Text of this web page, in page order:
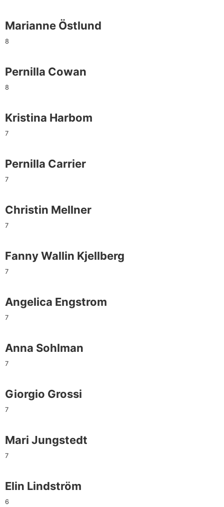
Marianne Östlund
8
Pernilla Cowan
8
Kristina Harbom
7
Pernilla Carrier
7
Christin Mellner
7
Fanny Wallin Kjellberg
7
Angelica Engstrom
7
Anna Sohlman
7
Giorgio Grossi
7
Mari Jungstedt
7
Elin Lindström
6